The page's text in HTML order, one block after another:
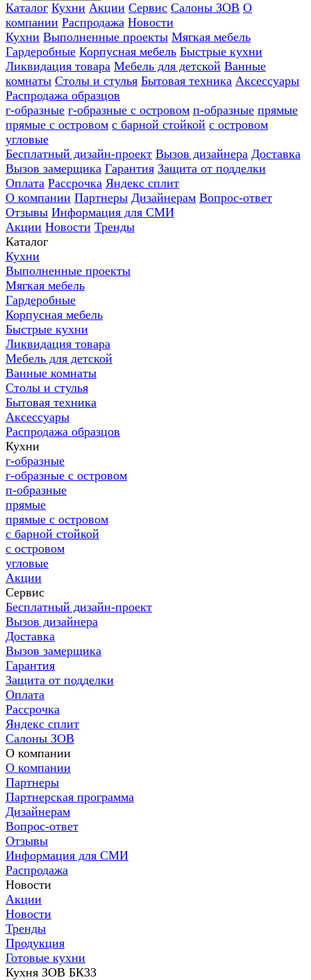
Каталог Кухни Акции Сервис Салоны ЗОВ О
компании Распродажа Новости
Кухни Выполненные проекты Мягкая мебель
Гардеробные Корпусная мебель Быстрые кухни
Ликвидация товара Мебель для детской Ванные
комнаты Столы и стулья Бытовая техника Аксессуары
Распродажа образцов
г-образные г-образные с островом п-образные прямые
прямые с островом с барной стойкой с островом
угловые
Бесплатный дизайн-проект Вызов дизайнера Доставка
Вызов замерщика Гарантия Защита от подделки
Оплата Рассрочка Яндекс сплит
О компании Партнеры Дизайнерам Вопрос-ответ
Отзывы Информация для СМИ
Акции Новости Тренды
Каталог
Кухни
Выполненные проекты
Мягкая мебель
Гардеробные
Корпусная мебель
Быстрые кухни
Ликвидация товара
Мебель для детской
Ванные комнаты
Столы и стулья
Бытовая техника
Аксессуары
Распродажа образцов
Кухни
г-образные
г-образные с островом
п-образные
прямые
прямые с островом
с барной стойкой
с островом
угловые
Акции
Сервис
Бесплатный дизайн-проект
Вызов дизайнера
Доставка
Вызов замерщика
Гарантия
Защита от подделки
Оплата
Рассрочка
Яндекс сплит
Салоны ЗОВ
О компании
О компании
Партнеры
Партнерская программа
Дизайнерам
Вопрос-ответ
Отзывы
Информация для СМИ
Распродажа
Новости
Акции
Новости
Тренды
Продукция
Готовые кухни
Кухня ЗОВ БК33